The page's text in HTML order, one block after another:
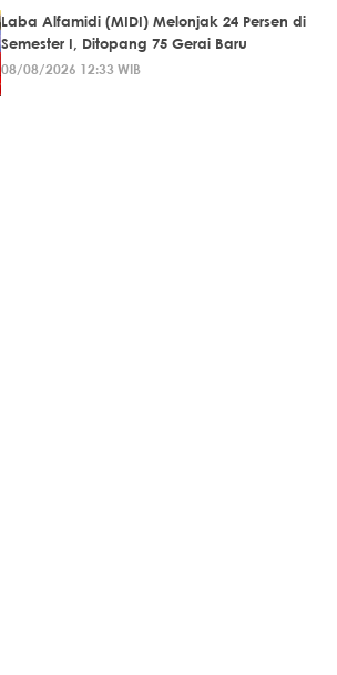
Laba Alfamidi (MIDI) Melonjak 24 Persen di
Semester I, Ditopang 75 Gerai Baru
08/08/2026 12:33 WIB